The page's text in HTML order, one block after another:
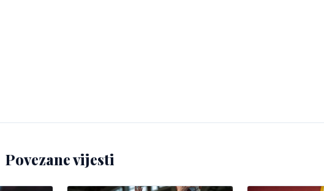
Povezane vijesti